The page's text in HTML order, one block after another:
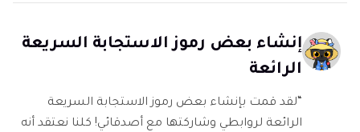
إنشاء بعض رموز الاستجابة السريعة
الرائعة
“لقد قمت بإنشاء بعض رموز الاستجابة السريعة
الرائعة لروابطي وشاركتها مع أصدقائي! كلنا نعتقد أنه